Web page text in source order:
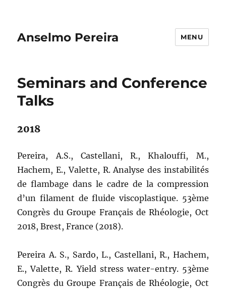
Anselmo Pereira MENU
Seminars and Conference
Talks
2018
Pereira, A.S., Castellani, R.,Khalouffi, M.,
Hachem, E., Valette, R.Analyse des instabilités
de flambage dans le cadre de la compression
d’un filament de fluide viscoplastique.53ème
Congrès du Groupe Français de Rhéologie, Oct
2018, Brest, France (2018).
Pereira A. S., Sardo, L., Castellani, R., Hachem,
E., Valette, R. Yield stress water-entry. 53ème
Congrès du Groupe Français de Rhéologie, Oct